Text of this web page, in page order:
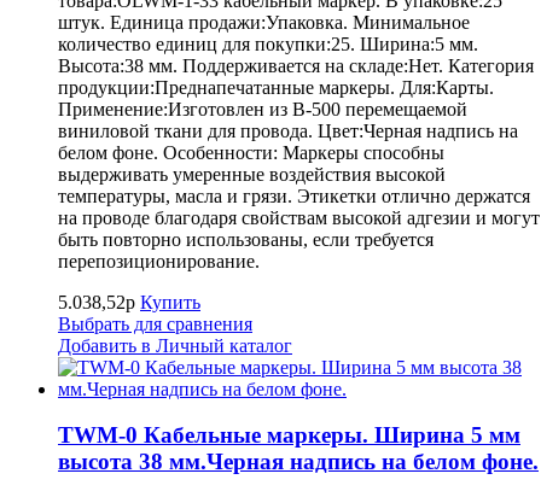
штук. Единица продажи:Упаковка. Минимальное
количество единиц для покупки:25. Ширина:5 мм.
Высота:38 мм. Поддерживается на складе:Нет. Категория
продукции:Преднапечатанные маркеры. Для:Карты.
Применение:Изготовлен из B-500 перемещаемой
виниловой ткани для провода. Цвет:Черная надпись на
белом фоне. Особенности: Маркеры способны
выдерживать умеренные воздействия высокой
температуры, масла и грязи. Этикетки отлично держатся
на проводе благодаря свойствам высокой адгезии и могут
быть повторно использованы, если требуется
перепозиционирование.
5.038,52р Купить
Выбрать для сравнения
Добавить в Личный каталог
TWM-0 Кабельные маркеры. Ширина 5 мм
высота 38 мм.Черная надпись на белом фоне.